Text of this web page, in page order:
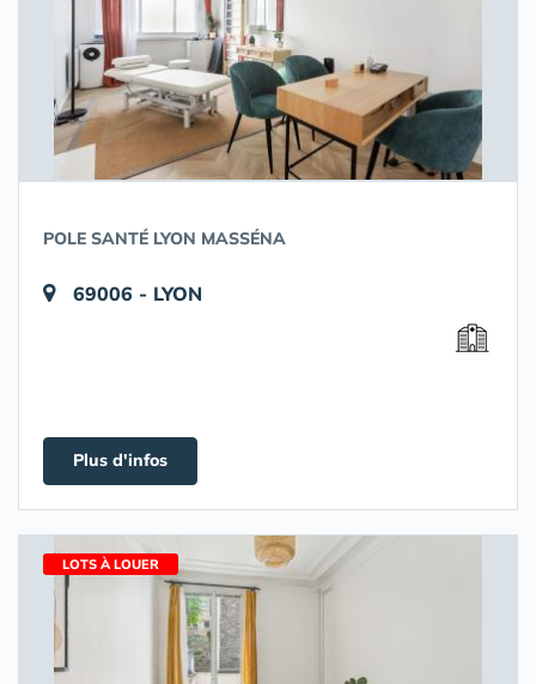
POLE SANTÉ LYON MASSÉNA
69006 - LYON
Plus d'infos
LOTS À LOUER